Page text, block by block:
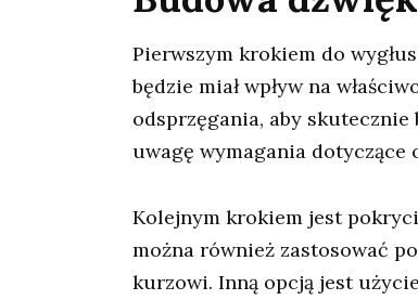
Pierwszym krokiem do
będzie miał wpływ na
odsprzęgania, aby
uwagę wymagania
Kolejnym krokiem jest
można również zastosować
kurzowi. Inną opcją jest